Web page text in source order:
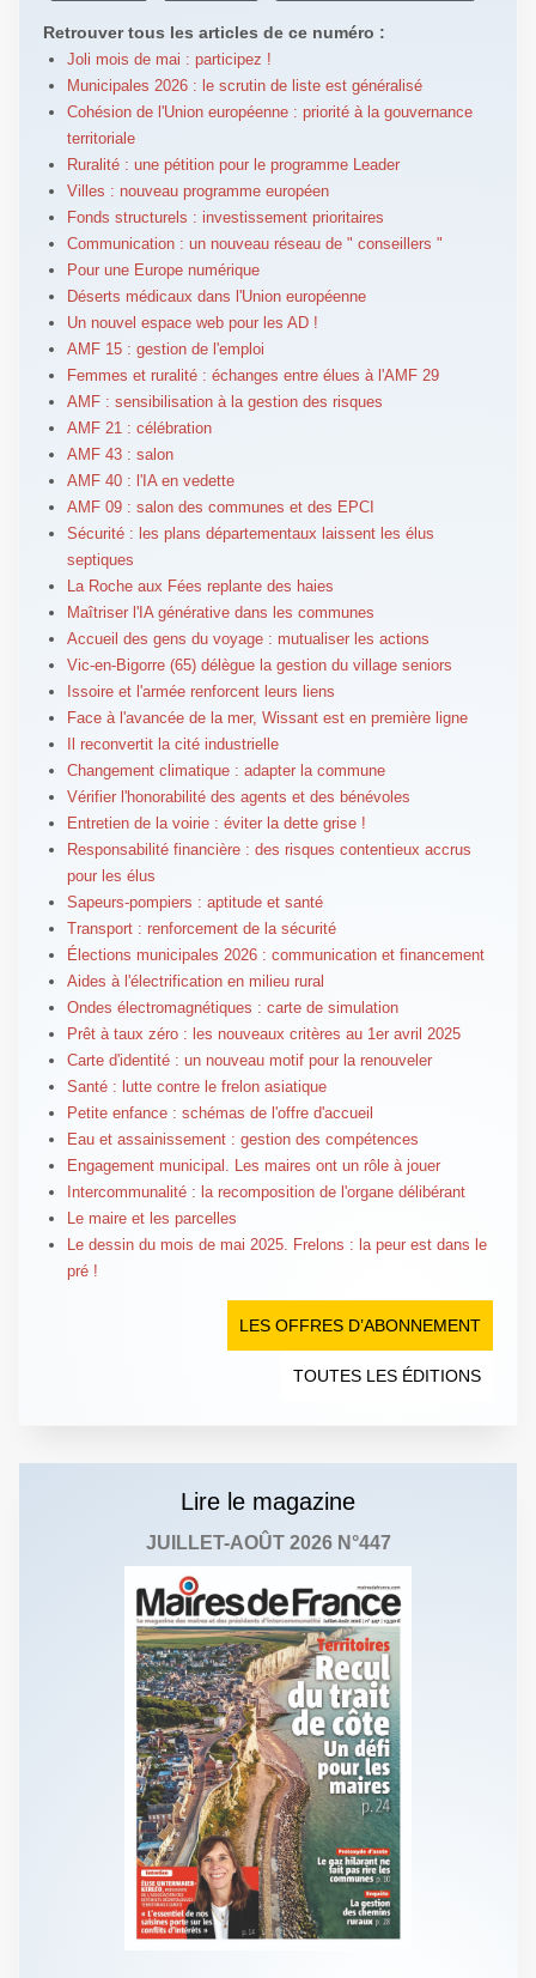
Retrouver tous les articles de ce numéro :
Joli mois de mai : participez !
Municipales 2026 : le scrutin de liste est généralisé
Cohésion de l'Union européenne : priorité à la gouvernance
territoriale
Ruralité : une pétition pour le programme Leader
Villes : nouveau programme européen
Fonds structurels : investissement prioritaires
Communication : un nouveau réseau de " conseillers "
Pour une Europe numérique
Déserts médicaux dans l'Union européenne
Un nouvel espace web pour les AD !
AMF 15 : gestion de l'emploi
Femmes et ruralité : échanges entre élues à l'AMF 29
AMF : sensibilisation à la gestion des risques
AMF 21 : célébration
AMF 43 : salon
AMF 40 : l'IA en vedette
AMF 09 : salon des communes et des EPCI
Sécurité : les plans départementaux laissent les élus
septiques
La Roche aux Fées replante des haies
Maîtriser l'IA générative dans les communes
Accueil des gens du voyage : mutualiser les actions
Vic-en-Bigorre (65) délègue la gestion du village seniors
Issoire et l'armée renforcent leurs liens
Face à l'avancée de la mer, Wissant est en première ligne
Il reconvertit la cité industrielle
Changement climatique : adapter la commune
Vérifier l'honorabilité des agents et des bénévoles
Entretien de la voirie : éviter la dette grise !
Responsabilité financière : des risques contentieux accrus
pour les élus
Sapeurs-pompiers : aptitude et santé
Transport : renforcement de la sécurité
Élections municipales 2026 : communication et financement
Aides à l'électrification en milieu rural
Ondes électromagnétiques : carte de simulation
Prêt à taux zéro : les nouveaux critères au 1er avril 2025
Carte d'identité : un nouveau motif pour la renouveler
Santé : lutte contre le frelon asiatique
Petite enfance : schémas de l'offre d'accueil
Eau et assainissement : gestion des compétences
Engagement municipal. Les maires ont un rôle à jouer
Intercommunalité : la recomposition de l'organe délibérant
Le maire et les parcelles
Le dessin du mois de mai 2025. Frelons : la peur est dans le
pré !
LES OFFRES D’ABONNEMENT
TOUTES LES ÉDITIONS
Lire le magazine
JUILLET-AOÛT 2026 N°447